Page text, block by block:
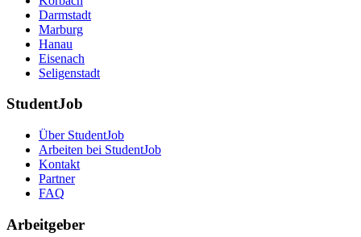
Darmstadt
Marburg
Hanau
Eisenach
Seligenstadt
StudentJob
Über StudentJob
Arbeiten bei StudentJob
Kontakt
Partner
FAQ
Arbeitgeber